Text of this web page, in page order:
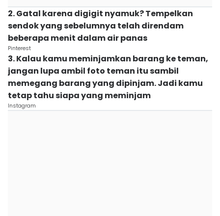
2. Gatal karena digigit nyamuk? Tempelkan
sendok yang sebelumnya telah direndam
beberapa menit dalam air panas
Pinterest
3. Kalau kamu meminjamkan barang ke teman,
jangan lupa ambil foto teman itu sambil
memegang barang yang dipinjam. Jadi kamu
tetap tahu siapa yang meminjam
Instagram